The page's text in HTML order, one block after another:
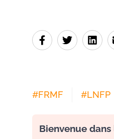
#FRMF #LNFP
Bienvenue